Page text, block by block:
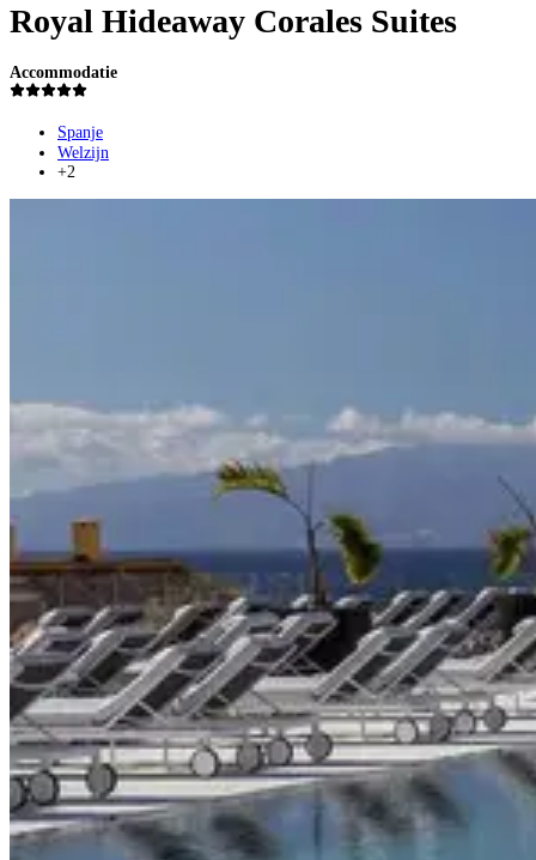
Royal Hideaway Corales Suites
Accommodatie
Spanje
Welzijn
+2